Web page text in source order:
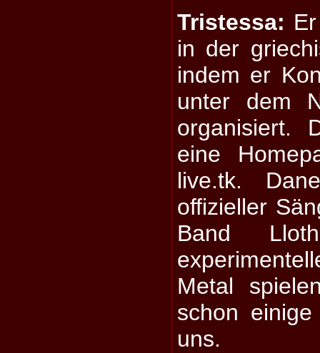
Tristessa:
in der
indem er
unter dem
organisiert.
eine
live.tk.
offizieller
Band
Metal
schon
uns.